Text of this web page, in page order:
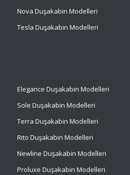
Nova Duşakabin Modelleri
Tesla Duşakabin Modelleri
Elegance Duşakabin Modelleri
Sole Duşakabin Modelleri
Terra Duşakabin Modelleri
Rito Duşakabin Modelleri
Newline Duşakabin Modelleri
Proluxe Duşakabin Modelleri